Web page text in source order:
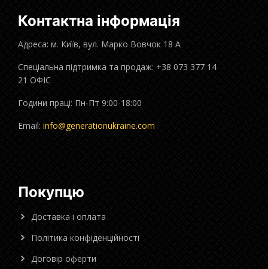
Контактна інформація
Адреса: м. Київ, вул. Марко Вовчок 18 А
Спеціальна підтримка та продаж: +38 073 377 14
21 ОФІС
Години праці: Пн-Пт 9:00-18:00
Email: info@generationukraine.com
Покупцю
Доставка і оплата
Політика конфіденційності
Договір оферти